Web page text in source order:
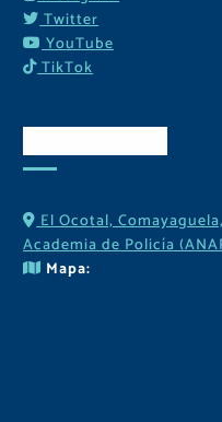
Twitter
YouTube
TikTok
El Ocotal,
Academia de Policía
Mapa: